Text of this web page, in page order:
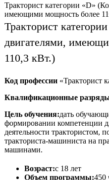
Тракторист категории «D»
имеющими мощность более
Тракторист
двигателями,
110,3 кВт.)
Код профессии «Тракторист
Квалификационные
Цель обучения:дать
формировании компетенции
деятельности трактористом,
тракториста-машиниста на
машинами.
Возраст:с 18 лет
Объем программы:450